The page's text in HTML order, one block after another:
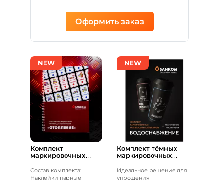
Оформить заказ
NEW
Комплект
маркировочных
«Отопление»
Состав комплекта:
Наклейки парные—
NEW
Комплект тёмных
маркировочных
«Водоснабжение»
Идеальное решение для
упрощения